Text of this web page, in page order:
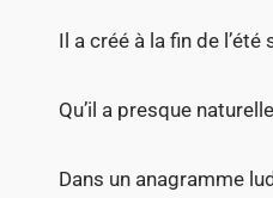
Il a créé à la fin de
Qu’il a presque
Dans un anagramme